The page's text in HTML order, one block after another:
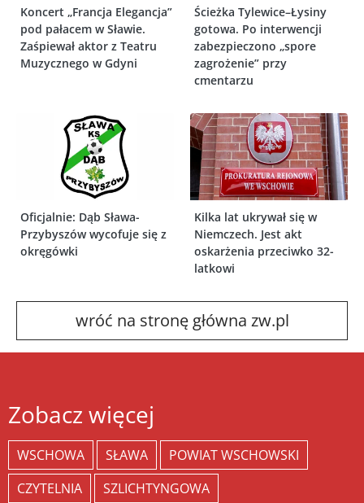
Koncert „Francja Elegancja”
pod pałacem w Sławie.
Zaśpiewał aktor z Teatru
Muzycznego w Gdyni
Ścieżka Tylewice–Łysiny
gotowa. Po interwencji
zabezpieczono „spore
zagrożenie” przy
cmentarzu
Oficjalnie: Dąb Sława-
Przybyszów wycofuje się z
okręgówki
Kilka lat ukrywał się w
Niemczech. Jest akt
oskarżenia przeciwko 32-
latkowi
wróć na stronę główna zw.pl
Zobacz więcej
WSCHOWA SŁAWA
POWIAT WSCHOWSKI
CZYTELNIA
SZLICHTYNGOWA